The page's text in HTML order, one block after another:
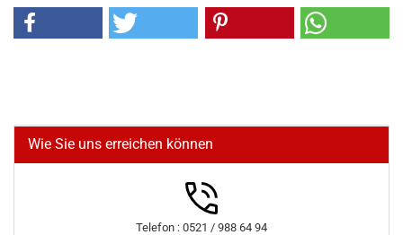
Wie Sie uns erreichen können
Telefon : 0521 / 988 64 94